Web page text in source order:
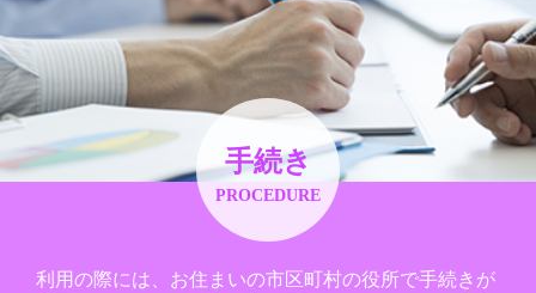
手続き
PROCEDURE
利用の際には、お住まいの市区町村の役所で手続きが